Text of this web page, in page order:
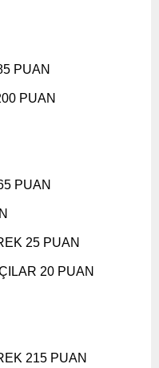
PUAN
PUAN
PUAN
25 PUAN
20 PUAN
215 PUAN